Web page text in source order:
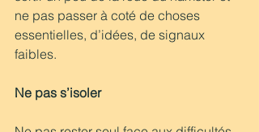
ne pas passer à coté de choses
essentielles, d’idées, de signaux
faibles.
Ne pas s’isoler